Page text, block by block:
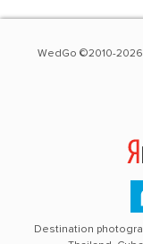
WedGo ©2010-
Destination